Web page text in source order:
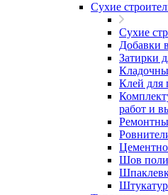
Сухие
Сухие
Добавки
Затирки
Клей для
работ и
Шов